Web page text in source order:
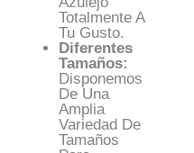
Totalmente A
Tu Gusto.
Diferentes
Tamaños:
Disponemos
De Una
Amplia
Variedad De
Tamaños